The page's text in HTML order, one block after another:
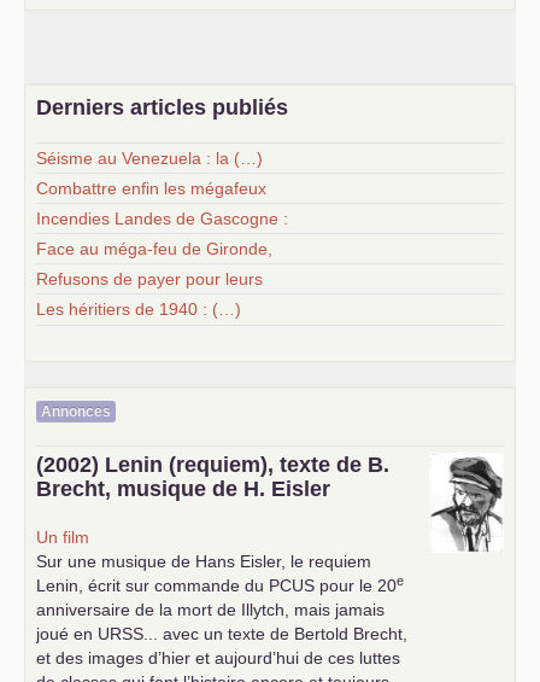
Derniers articles publiés
Séisme au Venezuela : la (…)
Combattre enfin les mégafeux
Incendies Landes de Gascogne :
Face au méga-feu de Gironde,
Refusons de payer pour leurs
Les héritiers de 1940 : (…)
Annonces
(2002) Lenin (requiem), texte de B.
Brecht, musique de H. Eisler
Un film
Sur une musique de Hans Eisler, le requiem
Lenin, écrit sur commande du PCUS pour le 20e
anniversaire de la mort de Illytch, mais jamais
joué en URSS ... avec un texte de Bertold Brecht,
et des images d’hier et aujourd’hui de ces luttes